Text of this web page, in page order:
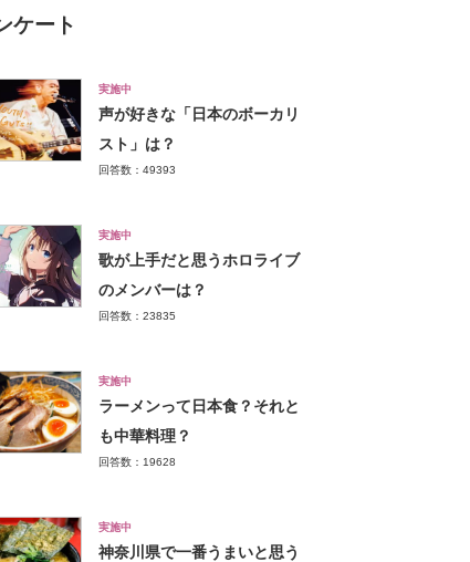
ケート
実施中
声が好きな「日本のボーカリ
スト」は？
回答数：49393
実施中
歌が上手だと思うホロライブ
のメンバーは？
回答数：23835
実施中
ラーメンって日本食？それと
も中華料理？
回答数：19628
実施中
神奈川県で一番うまいと思う